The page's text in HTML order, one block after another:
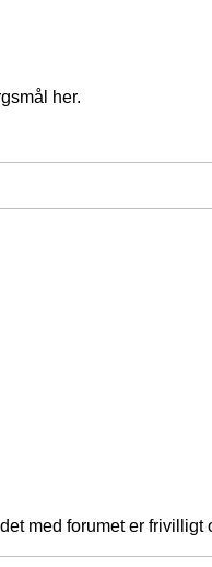
her.
med forumet er frivilligt